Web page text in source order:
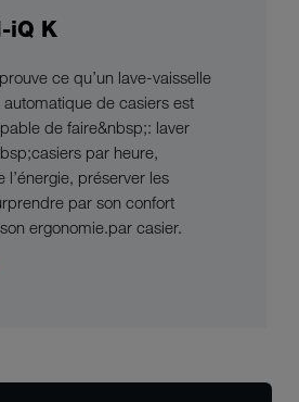
iQ K
ce qu’un lave-vaisselle
de casiers est
de faire&nbsp;: laver
par heure,
l’énergie, préserver les
par son confort
ergonomie.par casier.